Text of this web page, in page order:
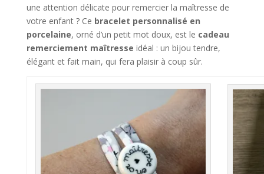
une attention délicate pour remercier la maîtresse de
votre enfant ? Ce bracelet personnalisé en
porcelaine, orné d’un petit mot doux, est le cadeau
remerciement maîtresse idéal : un bijou tendre,
élégant et fait main, qui fera plaisir à coup sûr.